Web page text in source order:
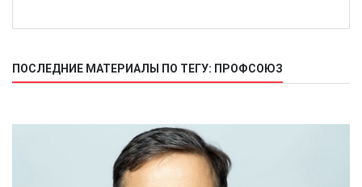
ПОСЛЕДНИЕ МАТЕРИАЛЫ ПО ТЕГУ: ПРОФСОЮЗ